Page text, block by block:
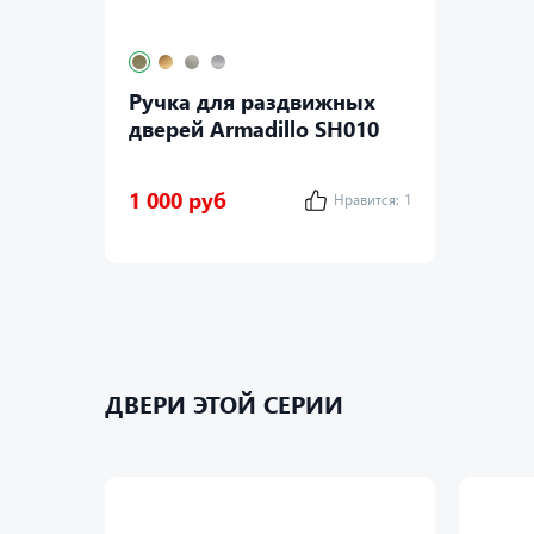
Ручка для раздвижных
дверей Armadillo SH010
1 000 руб Нравится: 1
ДВЕРИ ЭТОЙ СЕРИИ